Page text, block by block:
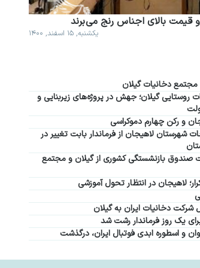
قیمت بالای اجناس رنج می برند
یکشنبه, ۱۵ اسفند, ۱۴۰۰
مجتمع دخانیات گیلان
روستایی گیلان؛ جهش در پروژه‌های زیربنایی و
و رکن چهارم دموکراسی
شهرستان لاهیجان از فرماندار بابت تغییر در
صندوق بازنشستگی کشوری از گیلان و مجتمع
لاهیجان در انتظار تحول آموزشی
شرکت دخانیات ایران به گیلان
یک روز فرماندار رشت شد
و اسطوره ابدی فوتبال ایران، درگذشت